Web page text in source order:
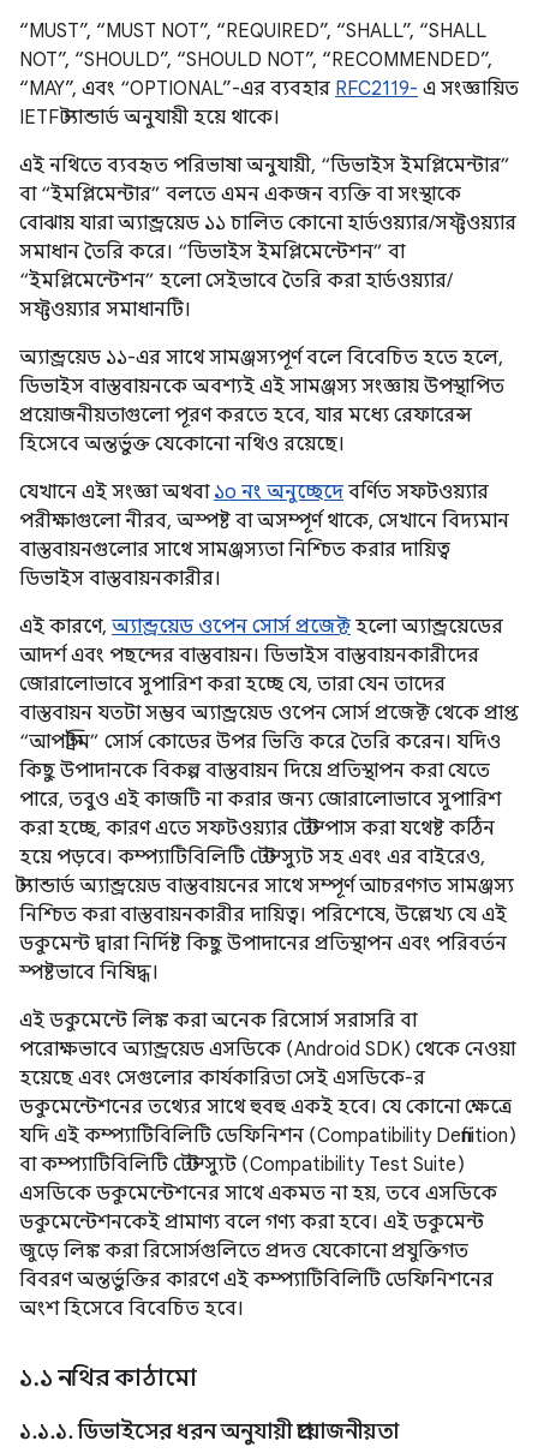
“MUST”, “MUST NOT”, “REQUIRED”, “SHALL”, “SHALL
NOT”, “SHOULD”, “SHOULD NOT”, “RECOMMENDED”,
“MAY”, এবং “OPTIONAL”-এর ব্যবহার RFC2119- এ সংজ্ঞায়িত
IETF স্ট্যান্ডার্ড অনুযায়ী হয়ে থাকে।
এই নথিতে ব্যবহৃত পরিভাষা অনুযায়ী, “ডিভাইস ইমপ্লিমেন্টার”
বা “ইমপ্লিমেন্টার” বলতে এমন একজন ব্যক্তি বা সংস্থাকে
বোঝায় যারা অ্যান্ড্রয়েড ১১ চালিত কোনো হার্ডওয়্যার/সফ্টওয়্যার
সমাধান তৈরি করে। “ডিভাইস ইমপ্লিমেন্টেশন” বা
“ইমপ্লিমেন্টেশন” হলো সেইভাবে তৈরি করা হার্ডওয়্যার/
সফ্টওয়্যার সমাধানটি।
অ্যান্ড্রয়েড ১১-এর সাথে সামঞ্জস্যপূর্ণ বলে বিবেচিত হতে হলে,
ডিভাইস বাস্তবায়নকে অবশ্যই এই সামঞ্জস্য সংজ্ঞায় উপস্থাপিত
প্রয়োজনীয়তাগুলো পূরণ করতে হবে, যার মধ্যে রেফারেন্স
হিসেবে অন্তর্ভুক্ত যেকোনো নথিও রয়েছে।
যেখানে এই সংজ্ঞা অথবা ১০ নং অনুচ্ছেদে বর্ণিত সফটওয়্যার
পরীক্ষাগুলো নীরব, অস্পষ্ট বা অসম্পূর্ণ থাকে, সেখানে বিদ্যমান
বাস্তবায়নগুলোর সাথে সামঞ্জস্যতা নিশ্চিত করার দায়িত্ব
ডিভাইস বাস্তবায়নকারীর।
এই কারণে, অ্যান্ড্রয়েড ওপেন সোর্স প্রজেক্ট হলো অ্যান্ড্রয়েডের
আদর্শ এবং পছন্দের বাস্তবায়ন। ডিভাইস বাস্তবায়নকারীদের
জোরালোভাবে সুপারিশ করা হচ্ছে যে, তারা যেন তাদের
বাস্তবায়ন যতটা সম্ভব অ্যান্ড্রয়েড ওপেন সোর্স প্রজেক্ট থেকে প্রাপ্ত
“আপস্ট্রিম” সোর্স কোডের উপর ভিত্তি করে তৈরি করেন। যদিও
কিছু উপাদানকে বিকল্প বাস্তবায়ন দিয়ে প্রতিস্থাপন করা যেতে
পারে, তবুও এই কাজটি না করার জন্য জোরালোভাবে সুপারিশ
করা হচ্ছে, কারণ এতে সফটওয়্যার টেস্ট পাস করা যথেষ্ট কঠিন
হয়ে পড়বে। কম্প্যাটিবিলিটি টেস্ট স্যুট সহ এবং এর বাইরেও,
স্ট্যান্ডার্ড অ্যান্ড্রয়েড বাস্তবায়নের সাথে সম্পূর্ণ আচরণগত সামঞ্জস্য
নিশ্চিত করা বাস্তবায়নকারীর দায়িত্ব। পরিশেষে, উল্লেখ্য যে এই
ডকুমেন্ট দ্বারা নির্দিষ্ট কিছু উপাদানের প্রতিস্থাপন এবং পরিবর্তন
স্পষ্টভাবে নিষিদ্ধ।
এই ডকুমেন্টে লিঙ্ক করা অনেক রিসোর্স সরাসরি বা
পরোক্ষভাবে অ্যান্ড্রয়েড এসডিকে (Android SDK) থেকে নেওয়া
হয়েছে এবং সেগুলোর কার্যকারিতা সেই এসডিকে-র
ডকুমেন্টেশনের তথ্যের সাথে হুবহু একই হবে। যে কোনো ক্ষেত্রে
যদি এই কম্প্যাটিবিলিটি ডেফিনিশন (Compatibility Definition)
বা কম্প্যাটিবিলিটি টেস্ট স্যুট (Compatibility Test Suite)
এসডিকে ডকুমেন্টেশনের সাথে একমত না হয়, তবে এসডিকে
ডকুমেন্টেশনকেই প্রামাণ্য বলে গণ্য করা হবে। এই ডকুমেন্ট
জুড়ে লিঙ্ক করা রিসোর্সগুলিতে প্রদত্ত যেকোনো প্রযুক্তিগত
বিবরণ অন্তর্ভুক্তির কারণে এই কম্প্যাটিবিলিটি ডেফিনিশনের
অংশ হিসেবে বিবেচিত হবে।
১.১ নথির কাঠামো
১.১.১.ডিভাইসের ধরন অনুযায়ী প্রয়োজনীয়তা